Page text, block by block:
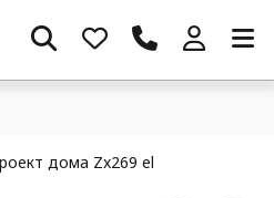
дома Zx269 el